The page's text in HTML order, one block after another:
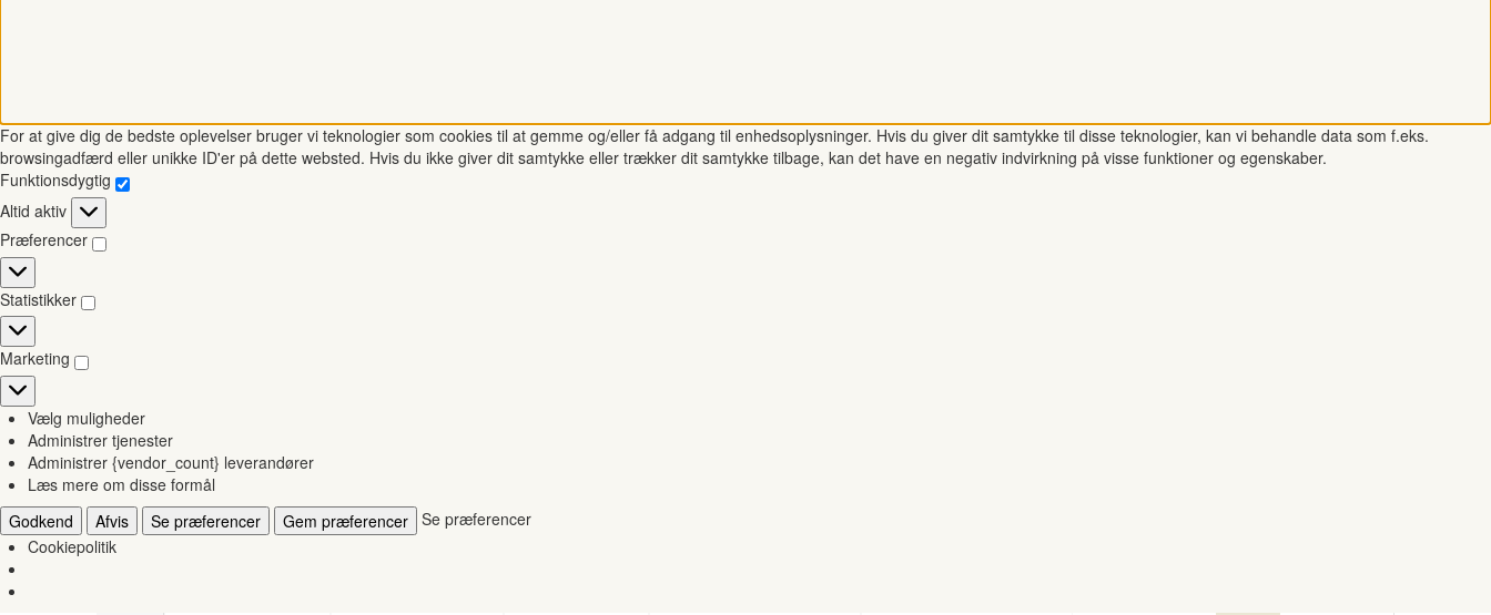
For at give dig de bedste oplevelser bruger vi teknologier som cookies til at gemme og/eller få adgang til enhedsoplysninger. Hvis du giver dit samtykke til disse teknologier, kan vi behandle data som f.eks.
browsingadfærd eller unikke ID'er på dette websted. Hvis du ikke giver dit samtykke eller trækker dit samtykke tilbage, kan det have en negativ indvirkning på visse funktioner og egenskaber.
Funktionsdygtig
Funktionsdygtig
Altid aktiv
Præferencer
Præferencer
Statistikker
Statistikker
Marketing
Marketing
Vælg muligheder
Administrer tjenester
Administrer {vendor_count} leverandører
Læs mere om disse formål
Godkend
Afvis Se præferencer Gem præferencer Se præferencer
Cookiepolitik